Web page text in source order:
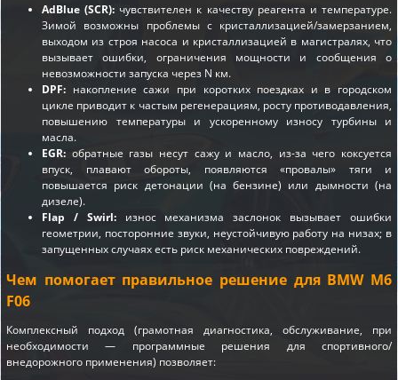
AdBlue (SCR): чувствителен к качеству реагента и температуре.
Зимой возможны проблемы с кристаллизацией/замерзанием,
выходом из строя насоса и кристаллизацией в магистралях, что
вызывает ошибки, ограничения мощности и сообщения о
невозможности запуска через N км.
DPF: накопление сажи при коротких поездках и в городском
цикле приводит к частым регенерациям, росту противодавления,
повышению температуры и ускоренному износу турбины и
масла.
EGR: обратные газы несут сажу и масло, из-за чего коксуется
впуск, плавают обороты, появляются «провалы» тяги и
повышается риск детонации (на бензине) или дымности (на
дизеле).
Flap / Swirl:износ механизма заслонок вызывает ошибки
геометрии, посторонние звуки, неустойчивую работу на низах; в
запущенных случаях есть риск механических повреждений.
Чем помогает правильное решение для BMW M6
F06
Комплексный подход (грамотная диагностика, обслуживание, при
необходимости — программные решения для спортивного/
внедорожного применения) позволяет: